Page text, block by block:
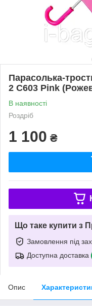
Парасолька-
2 C603 Pink
В наявності
Роздріб
1 100 ₴
Що таке купити з
Замовлення під
Доступна доставка
Опис